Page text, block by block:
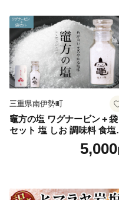
三重県南伊勢町
竈方の塩 ワグナービン＋袋
セット 塩 しお 調味料 食塩
天然 ミネラル 調味料 ソルト
salt 料理 味付 おにぎり 三
5,000